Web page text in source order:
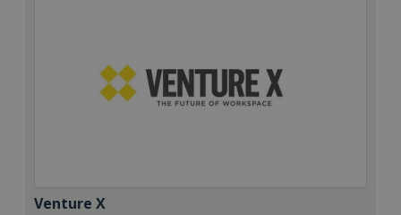
Venture X